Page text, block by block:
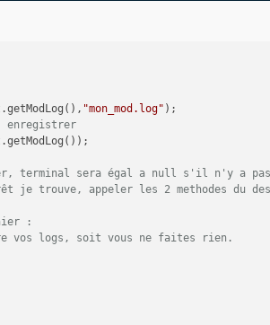
"mon_mod.log" );
enregistrer
terminal sera égal a null s'il n'y a
trouve, appeler les 2 methodes du
:
vos logs, soit vous ne faites rien.